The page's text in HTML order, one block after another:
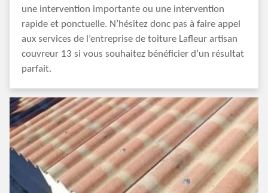
une intervention importante ou une intervention
rapide et ponctuelle. N’hésitez donc pas à faire appel
aux services de l’entreprise de toiture Lafleur artisan
couvreur 13 si vous souhaitez bénéficier d’un résultat
parfait.